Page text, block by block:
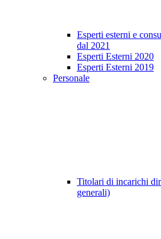
Esperti esterni e
dal 2021
Esperti Esterni 2020
Esperti Esterni 2019
Personale
Titolari di incarichi
generali)